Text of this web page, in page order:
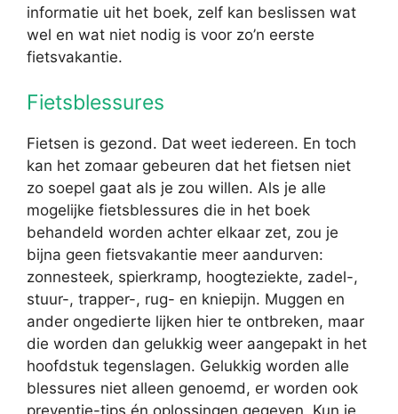
informatie uit het boek, zelf kan beslissen wat
wel en wat niet nodig is voor zo’n eerste
fietsvakantie.
Fietsblessures
Fietsen is gezond. Dat weet iedereen. En toch
kan het zomaar gebeuren dat het fietsen niet
zo soepel gaat als je zou willen. Als je alle
mogelijke fietsblessures die in het boek
behandeld worden achter elkaar zet, zou je
bijna geen fietsvakantie meer aandurven:
zonnesteek, spierkramp, hoogteziekte, zadel-,
stuur-, trapper-, rug- en kniepijn. Muggen en
ander ongedierte lijken hier te ontbreken, maar
die worden dan gelukkig weer aangepakt in het
hoofdstuk tegenslagen. Gelukkig worden alle
blessures niet alleen genoemd, er worden ook
preventie-tips én oplossingen gegeven. Kun je